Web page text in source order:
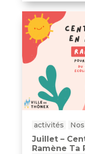
activités
Juillet –
Ramène Ta